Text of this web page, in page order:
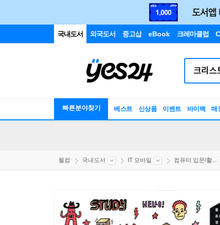
국내도서 외국도서 중고샵 eBook 크레마클럽
빠른분야찾기 베스트 신상품 이벤트 바이백 매
웰컴 국내도서 IT 모바일 컴퓨터 입문/활...